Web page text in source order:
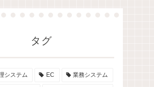
タグ
システム EC 業務システム